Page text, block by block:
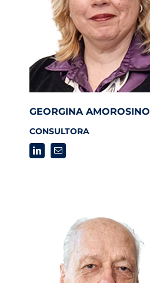
GEORGINA AMOROSINO
CONSULTORA